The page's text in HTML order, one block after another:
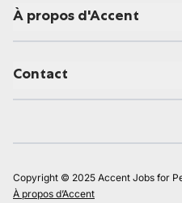
À propos d'Accent
Contact
Copyright © 2025 Accent Jobs for
À propos d’Accent